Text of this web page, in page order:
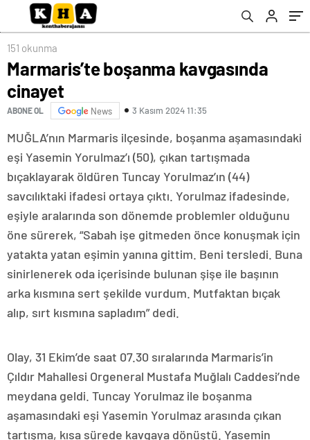
151 okunma
Marmaris’te boşanma kavgasında
cinayet
ABONE OL News 3 Kasım 2024 11:35
MUĞLA’nın Marmaris ilçesinde, boşanma aşamasındaki
eşi Yasemin Yorulmaz’ı (50), çıkan tartışmada
bıçaklayarak öldüren Tuncay Yorulmaz’ın (44)
savcılıktaki ifadesi ortaya çıktı. Yorulmaz ifadesinde,
eşiyle aralarında son dönemde problemler olduğunu
öne sürerek, “Sabah işe gitmeden önce konuşmak için
yatakta yatan eşimin yanına gittim. Beni tersledi. Buna
sinirlenerek oda içerisinde bulunan şişe ile başının
arka kısmına sert şekilde vurdum. Mutfaktan bıçak
alıp, sırt kısmına sapladım” dedi.
Olay, 31 Ekim’de saat 07.30 sıralarında Marmaris’in
Çıldır Mahallesi Orgeneral Mustafa Muğlalı Caddesi’nde
meydana geldi. Tuncay Yorulmaz ile boşanma
aşamasındaki eşi Yasemin Yorulmaz arasında çıkan
tartışma, kısa sürede kavgaya dönüştü. Yasemin